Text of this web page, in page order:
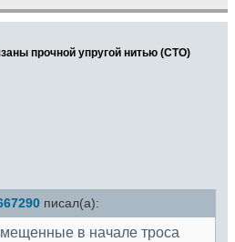
прочной упругой нитью (СТО)
писал(а):
в начале троса